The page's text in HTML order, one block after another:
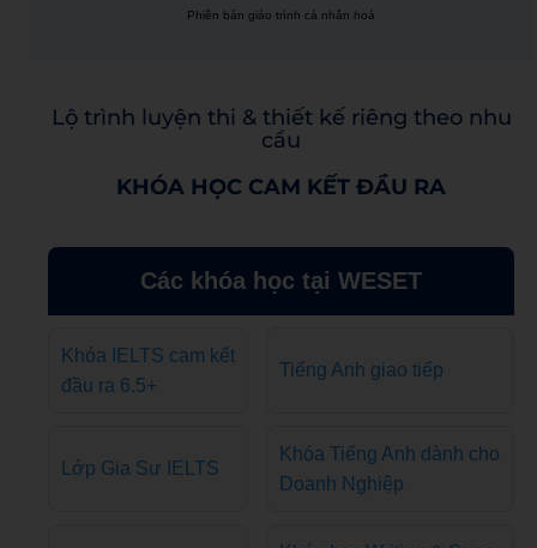
Phiên bản giáo trình cá nhân hoá
Lộ trình luyện thi & thiết kế riêng theo nhu
cầu
KHÓA HỌC CAM KẾT ĐẦU RA
Các khóa học tại WESET
Khóa IELTS cam kết
đầu ra 6.5+
Tiếng Anh giao tiếp
Lớp Gia Sư IELTS
Khóa Tiếng Anh dành cho
Doanh Nghiệp